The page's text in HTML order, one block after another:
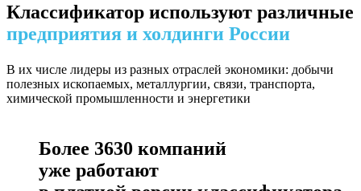
Классификатор используют различные
предприятия и холдинги России
В их числе лидеры из разных отраслей экономики: добычи
полезных ископаемых, металлургии, связи, транспорта,
химической промышленности и энергетики
Более 3630 компаний
уже работают